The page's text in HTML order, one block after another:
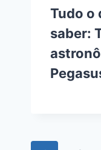
Tudo o
saber: